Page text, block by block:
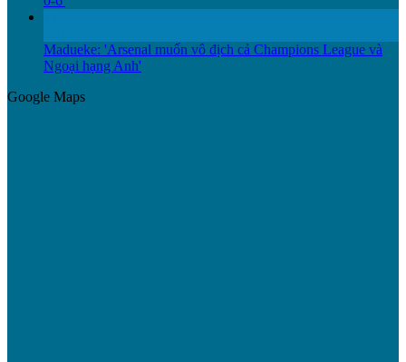
Madueke: 'Arsenal muốn vô địch cả Champions League và
Ngoại hạng Anh'
Google Maps